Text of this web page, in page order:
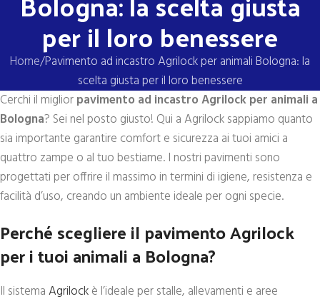
per il loro benessere
Home Pavimento ad incastro Agrilock per animali Bologna: la
scelta giusta per il loro benessere
Cerchi il migliorpavimento ad incastro Agrilock per animali a
Bologna? Sei nel posto giusto! Qui a Agrilock sappiamo quanto
sia importante garantire comfort e sicurezza ai tuoi amici a
quattro zampe o al tuo bestiame. I nostri pavimenti sono
progettati per offrire il massimo in termini di igiene, resistenza e
facilità d’uso, creando un ambiente ideale per ogni specie.
Perché scegliere il pavimento Agrilock
per i tuoi animali a Bologna?
Il sistemaAgrilockè l’ideale per stalle, allevamenti e aree